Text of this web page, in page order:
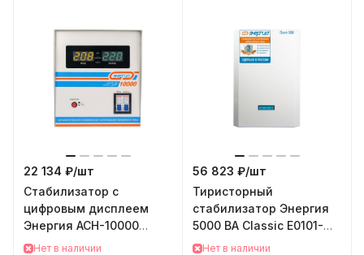
22 134 ₽/шт
Cтабилизатор с
цифровым дисплеем
Энергия АСН-10000
Е0101-0121
Нет в наличии
56 823 ₽/шт
Тиристорный
стабилизатор Энергия
5000 ВА Classic Е0101-
0096Нет в наличии